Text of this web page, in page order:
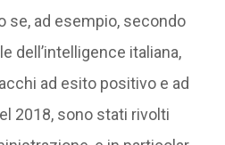
se, ad esempio, secondo
dell’intelligence italiana,
ad esito positivo e ad
2018, sono stati rivolti